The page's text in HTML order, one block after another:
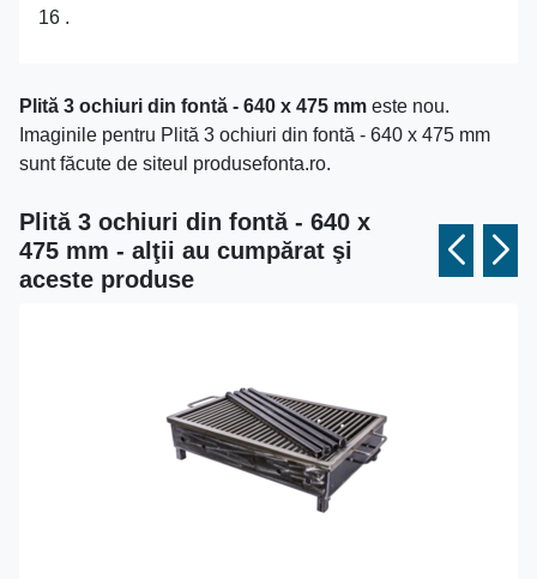
16 .
Plită 3 ochiuri din fontă - 640 x 475 mm este nou.
Imaginile pentru Plită 3 ochiuri din fontă - 640 x 475 mm
sunt făcute de siteul produsefonta.ro.
Plită 3 ochiuri din fontă - 640 x
475 mm - alţii au cumpărat şi
aceste produse